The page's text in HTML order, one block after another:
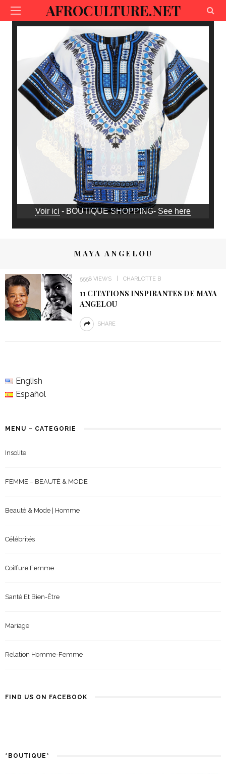
AFROCULTURE.NET
Voir ici - BOUTIQUE SHOPPING- See here
MAYA ANGELOU
5558 VIEWS CHARLOTTE B
11 CITATIONS INSPIRANTES DE MAYA
ANGELOU
SHARE
English
Español
MENU – CATEGORIE
Insolite
FEMME – BEAUTÉ & MODE
Beauté & Mode | Homme
Célébrités
Coiffure Femme
Santé Et Bien-Être
Mariage
Relation Homme-Femme
FIND US ON FACEBOOK
*BOUTIQUE*